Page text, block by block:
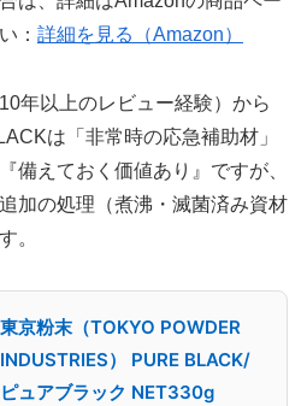
： 詳細を見る（Amazon）
年以上のレビュー経験）から
は「非常時の応急補助材」
備えておく価値あり』ですが、
加の処理（煮沸・滅菌済み資材
。
東京粉末（TOKYO POWDER
INDUSTRIES） PURE BLACK/
ピュアブラック NET330g